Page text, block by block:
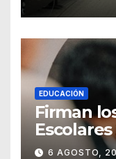
EDUCACIÓN
Firman
6 AGOSTO,